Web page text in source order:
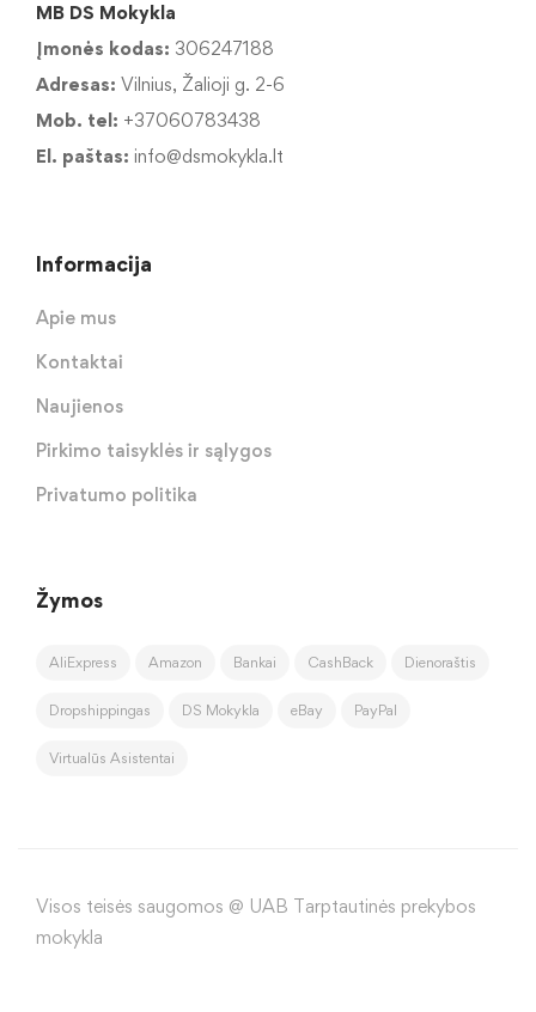
MB DS Mokykla
Įmonės kodas: 306247188
Adresas: Vilnius, Žalioji g. 2-6
Mob. tel: +37060783438
El. paštas: info@dsmokykla.lt
Informacija
Apie mus
Kontaktai
Naujienos
Pirkimo taisyklės ir sąlygos
Privatumo politika
Žymos
AliExpress Amazon Bankai CashBack Dienoraštis
Dropshippingas DS Mokykla eBay PayPal
Virtualūs Asistentai
Visos teisės saugomos @ UAB Tarptautinės prekybos
mokykla